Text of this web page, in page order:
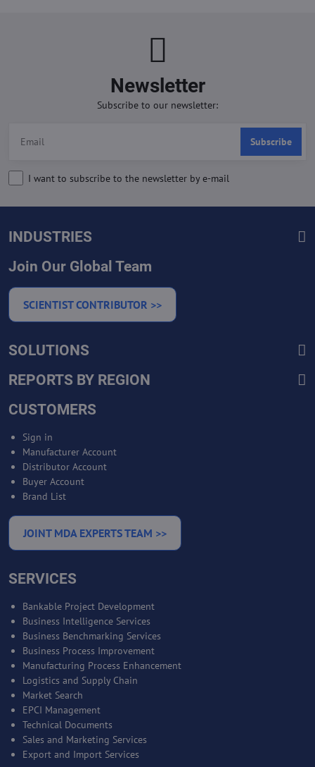
Newsletter
Subscribe to our newsletter:
Subscribe
I want to subscribe to the newsletter by e-mail
INDUSTRIES
Join Our Global Team
SCIENTIST CONTRIBUTOR >>
SOLUTIONS
REPORTS BY REGION
CUSTOMERS
Sign in
Manufacturer Account
Distributor Account
Buyer Account
Brand List
JOINT MDA EXPERTS TEAM >>
SERVICES
Bankable Project Development
Business Intelligence Services
Business Benchmarking Services
Business Process Improvement
Manufacturing Process Enhancement
Logistics and Supply Chain
Market Search
EPCI Management
Technical Documents
Sales and Marketing Services
Export and Import Services